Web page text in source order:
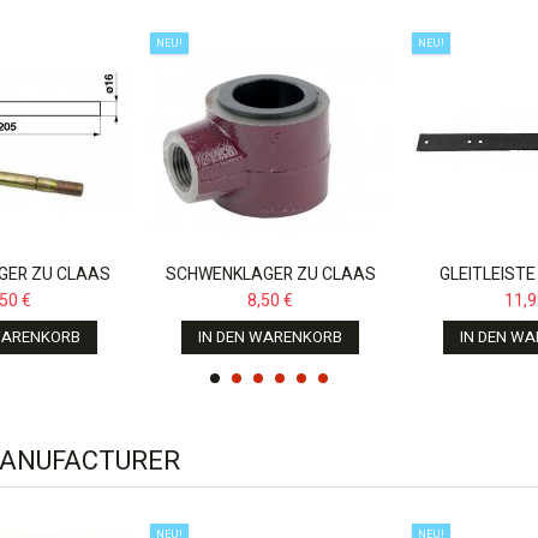
ZU CLAAS
€
NEU!
SCHWENKLAGER ZU CLAAS
DOMINATOR,MEGA,LEXION
670199.0,
8,50 €
IN DEN WARENKORB
NEU!
IN DEN